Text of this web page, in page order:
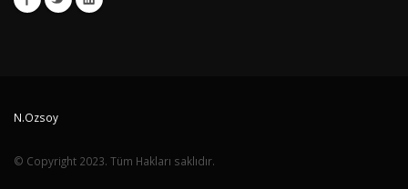
N.Ozsoy
© Copyright 2023. Tüm Hakları saklıdır.